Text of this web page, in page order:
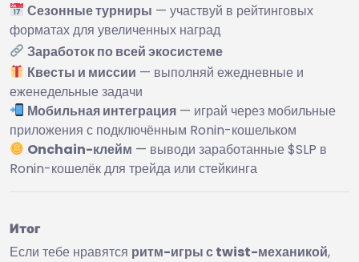
Сезонные турниры — участвуй в рейтинговых
форматах для увеличенных наград
Заработок по всей экосистеме
Квесты и миссии — выполняй ежедневные и
еженедельные задачи
Мобильная интеграция — играй через мобильные
приложения с подключённым Ronin-кошельком
Onchain-клейм — выводи заработанные $SLP в
Ronin-кошелёк для трейда или стейкинга
Итог
Если тебе нравятся ритм-игры с twist-механикой,